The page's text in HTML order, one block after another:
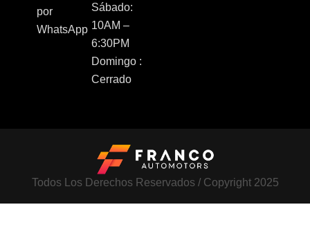
por
WhatsApp
Sábado:
10AM –
6:30PM
Domingo :
Cerrado
Todos Los Derechos Reservados / Copyright 2025